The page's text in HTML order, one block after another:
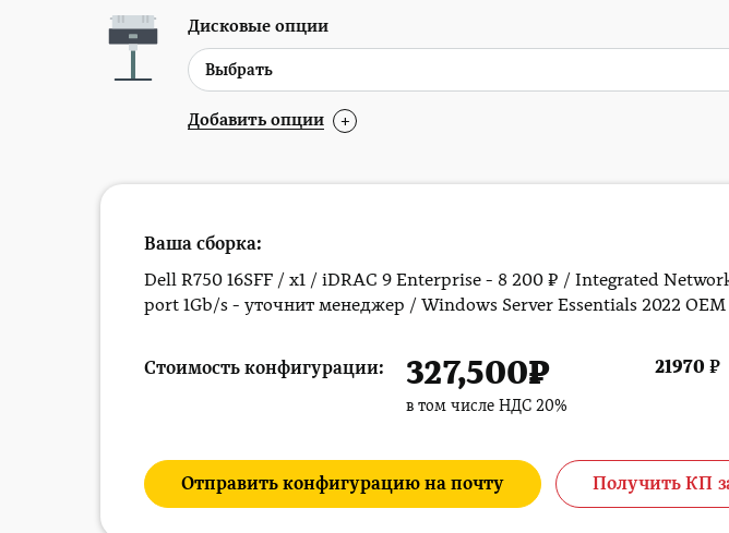
Дисковые опции
Добавить опции +
Ваша сборка:
Dell R750 16SFF / x1 / iDRAC 9 Enterprise - 8 200 ₽ / Integrated
port 1Gb/s - уточнит менеджер / Windows Server Essentials 2022
Стоимость конфигурации: 327,500₽
в том числе НДС 20%
21970 ₽
Отправить конфигурацию на почту Получить КП